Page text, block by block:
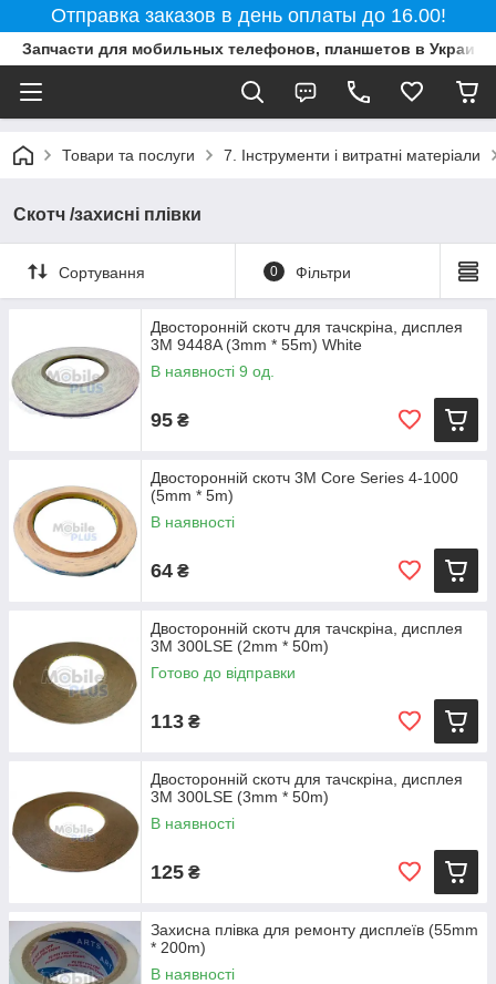
Отправка заказов в день оплаты до 16.00!
Запчасти для мобильных телефонов, планшетов в
Товари та послуги 7. Інструменти і витратні матеріали
Скотч /захисні плівки
Сортування 0 Фільтри
Двосторонній скотч для тачскріна, дисплея
3M 9448A (3mm * 55m) White
В наявності 9 од.
95 ₴
Двосторонній скотч 3M Core Series 4-1000
(5mm * 5m)
В наявності
64 ₴
Двосторонній скотч для тачскріна, дисплея
3M 300LSE (2mm * 50m)
Готово до відправки
113 ₴
Двосторонній скотч для тачскріна, дисплея
3M 300LSE (3mm * 50m)
В наявності
125 ₴
Захисна плівка для ремонту дисплеїв (55mm
* 200m)
В наявності